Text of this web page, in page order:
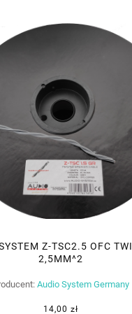
Z-TSC2.5 OFC
2,5MM^2
Audio System Germany
14,00 zł